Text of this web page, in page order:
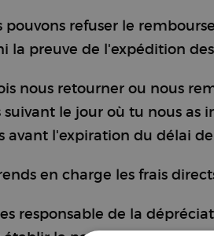
pouvons refuser le
la preuve de l'expédition
nous retourner ou nous
suivant le jour où tu nous as
avant l'expiration du délai
en charge les frais
responsable de la